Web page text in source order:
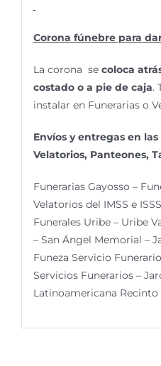
Corona fúnebre para
La corona se coloca
costado o a pie de caja.
instalar en Funerarias o
Envíos y entregas en
Velatorios, Panteones,
Funerarias Gayosso –
Velatorios del IMSS e
Funerales Uribe – Uribe
– San Ángel Memorial –
Funeza Servicio
Servicios Funerarios –
Latinoamericana Recinto